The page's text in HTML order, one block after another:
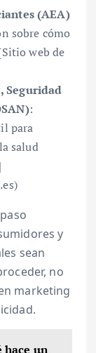
(AEA)
sobre cómo
web de
Seguridad
:
para
salud
y
sean
no
marketing
hace un